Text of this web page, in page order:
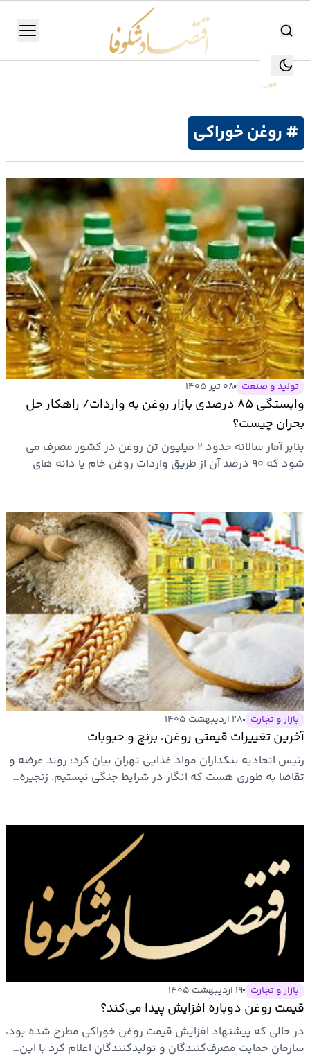
جستجو
منو
تولید
صنعت
انرژی
بانک،
بورس
و
بیمه
اقتصاد
جهان
بازار
و
تجارت
راه
و
مسکن
اقتصاد
ایران
ارتباطات
خودرو
عمومی
نوتیف
شناور
# روغن خوراکی
تولید و صنعت ۰۸ تیر ۱۴۰۵
وابستگی ۸۵ درصدی بازار روغن به واردات/ راهکار حل
بحران چیست؟
بنابر آمار سالانه حدود ۲ میلیون تن روغن در کشور مصرف می
شود که ۹۰ درصد آن از طریق واردات روغن خام یا دانه های
بازار و تجارت ۲۸ اردیبهشت ۱۴۰۵
آخرین تغییرات قیمتی روغن، برنج و حبوبات
رئیس اتحادیه بنکداران مواد غذایی تهران بیان کرد: روند عرضه و
تقاضا به طوری هست که انگار در شرایط جنگی نیستیم. زنجیره…
بازار و تجارت ۱۹ اردیبهشت ۱۴۰۵
قیمت روغن دوباره افزایش پیدا می‌کند؟
در حالی که پیشنهاد افزایش قیمت روغن خوراکی مطرح شده بود،
سازمان حمایت مصرف‌کنندگان و تولیدکنندگان اعلام کرد با این…